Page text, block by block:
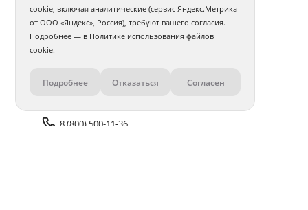
Контакты
8 (800) 500-11-36
cookie, включая аналитические (сервис Яндекс.Метрика
от ООО «Яндекс», Россия), требуют вашего согласия.
Подробнее — в Политике использования файлов
cookie.
Подробнее Отказаться Согласен